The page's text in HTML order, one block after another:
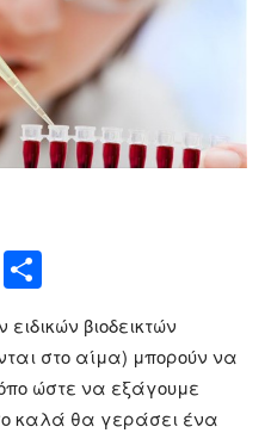
Messenger
βιοδεικτών
στο αίμα) μπορούν να
ώστε να εξάγουμε
καλά θα γεράσει ένα